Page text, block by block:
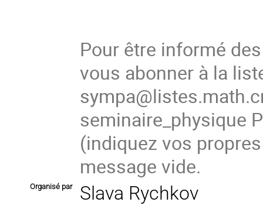
Pour être informé
vous abonner à la
seminaire_physique
(indiquez vos
message vide.
Organisé par Slava Rychkov